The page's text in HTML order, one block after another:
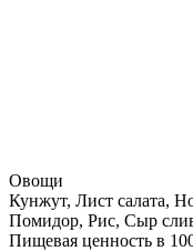
Овощи
Кунжут, Лист салата,
Помидор, Рис, Сыр
Пищевая ценность в